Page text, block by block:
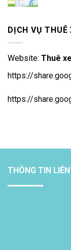
DỊCH VỤ
Website: Thuê
https://
https://
THÔNG TIN